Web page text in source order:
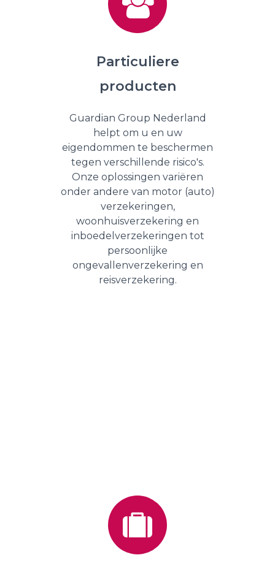
Particuliere
producten
Guardian Group Nederland
helpt om u en uw
eigendommen te beschermen
tegen verschillende risico's.
Onze oplossingen variëren
onder andere van motor (auto)
verzekeringen,
woonhuisverzekering en
inboedelverzekeringen tot
persoonlijke
ongevallenverzekering en
reisverzekering.